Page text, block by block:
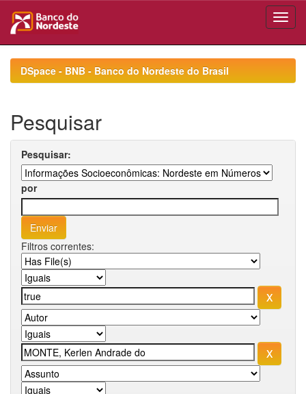
navigationDSpace - BNB - Banco do Nordeste do Brasil
Pesquisar
Pesquisar:
por
Filtros correntes: